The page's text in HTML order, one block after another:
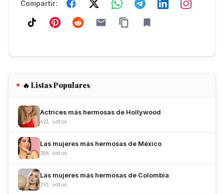
Compartir:
🔥 Listas Populares
Actrices más hermosas de Hollywood
421 votos
Las mujeres más hermosas de México
306 votos
Las mujeres más hermosas de Colombia
291 votos